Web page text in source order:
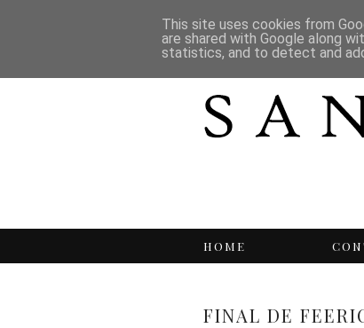
HOME
FINAL DE
This site uses cookies from
are shared with Google along
statistics, and to detect and